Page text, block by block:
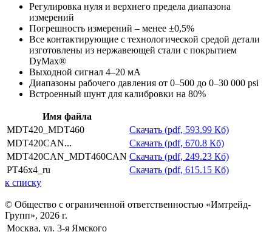
Регулировка нуля и верхнего предела диапазона
измерений
Погрешность измерений – менее ±0,5%
Все контактирующие с технологической средой детали
изготовлены из нержавеющей стали с покрытием
DyMax®
Выходной сигнал 4–20 мА
Диапазоны рабочего давления от 0–500 до 0–30 000 psi
Встроенный шунт для калибровки на 80%
Имя файла
MDT420_MDT460
Скачать (pdf, 593.99 Кб)
MDT420CAN...
Скачать (pdf, 670.8 Кб)
MDT420CAN_MDT460CAN Скачать (pdf, 249.23 Кб)
PT46x4_ru
Скачать (pdf, 615.15 Кб)
к списку
© Общество с ограниченной ответственностью «Имтрейд-
Групп», 2026 г.
Москва, ул. 3-я Ямского